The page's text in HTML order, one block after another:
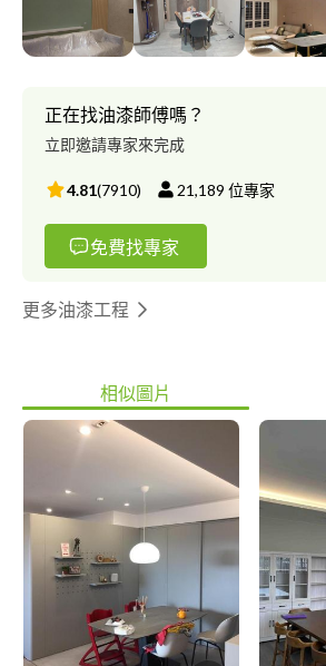
正在找油漆師傅嗎？
立即邀請專家來完成
4.81(7910) 21,189 位專家
免費找專家
更多油漆工程
相似圖片